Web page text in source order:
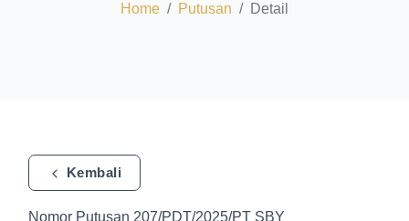
Home Putusan Detail
Kembali
Nomor Putusan 207/PDT/2025/PT SBY